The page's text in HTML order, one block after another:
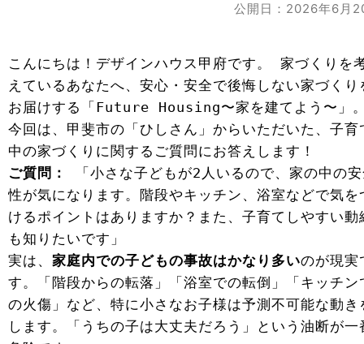
公開日：2026年6月
こんにちは！デザインハウス甲府です。 家づくりを
えているあなたへ、安心・安全で後悔しない家づくり
お届けする「Future Housing〜家を建てよう〜」
今回は、甲斐市の「ひしさん」からいただいた、子育
中の家づくりに関するご質問にお答えします！
ご質問：
「小さな子どもが2人いるので、家の中の
性が気になります。階段やキッチン、浴室などで気を
けるポイントはありますか？また、子育てしやすい動
も知りたいです」
実は、 家庭内での子どもの事故はかなり多いのが現実
す。「階段からの転落」「浴室での転倒」「キッチン
の火傷」など、特に小さなお子様は予測不可能な動き
します。「うちの子は大丈夫だろう」という油断が一